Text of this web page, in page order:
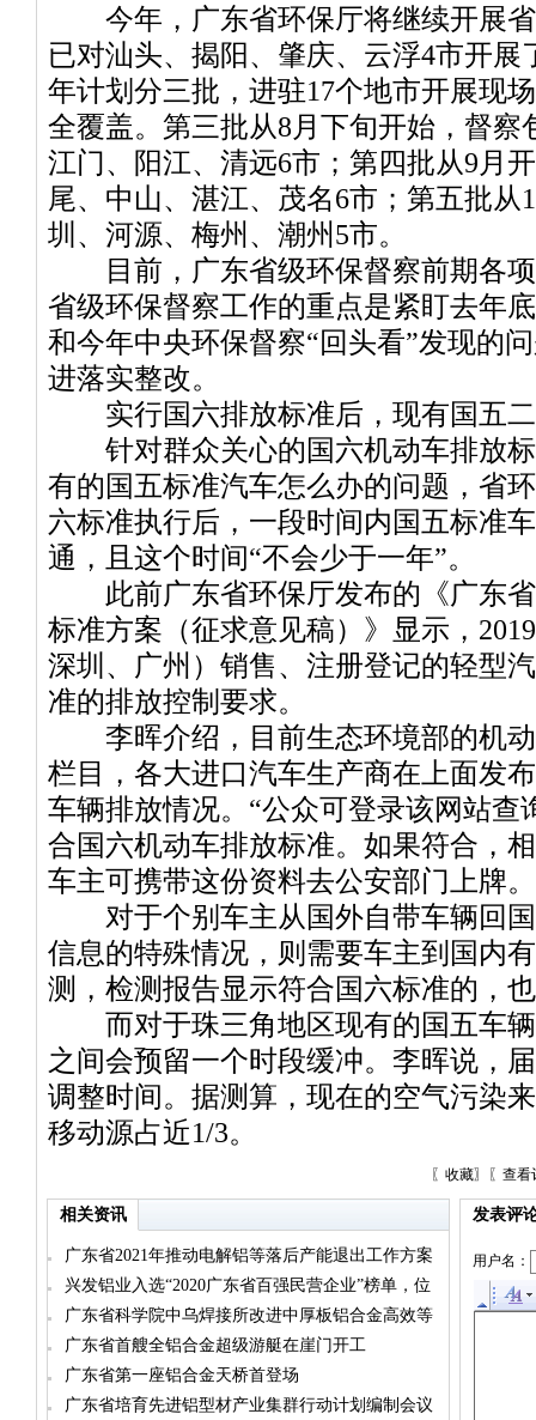
今年，广东省环保厅将继续开展省
已对汕头、揭阳、肇庆、云浮4市开
年计划分三批，进驻17个地市开展现
全覆盖。第三批从8月下旬开始，督察
江门、阳江、清远6市；第四批从9月
尾、中山、湛江、茂名6市；第五批从
圳、河源、梅州、潮州5市。
目前，广东省级环保督察前期各项
省级环保督察工作的重点是紧盯去年
和今年中央环保督察“回头看”发现的
进落实整改。
实行国六排放标准后，现有国五二
针对群众关心的国六机动车排放标
有的国五标准汽车怎么办的问题，省
六标准执行后，一段时间内国五标准
通，且这个时间“不会少于一年”。
此前广东省环保厅发布的《广东省
标准方案（征求意见稿）》显示，
深圳、广州）销售、注册登记的轻型
准的排放控制要求。
李晖介绍，目前生态环境部的机动
栏目，各大进口汽车生产商在上面发
车辆排放情况。“公众可登录该网站查
合国六机动车排放标准。如果符合，
车主可携带这份资料去公安部门上牌
对于个别车主从国外自带车辆回国
信息的特殊情况，则需要车主到国内
测，检测报告显示符合国六标准的，
而对于珠三角地区现有的国五车辆
之间会预留一个时段缓冲。李晖说，
调整时间。据测算，现在的空气污染
移动源占近1/3。
〖 收藏〗〖 查看
相关资讯
广东省2021年推动电解铝等落后产能退出工作方案
兴发铝业入选“2020广东省百强民营企业”榜单，位
居第98名
广东省科学院中乌焊接所改进中厚板铝合金高效等
离子焊接技术
广东省首艘全铝合金超级游艇在崖门开工
广东省第一座铝合金天桥首登场
广东省培育先进铝型材产业集群行动计划编制会议
发表评
用户名：